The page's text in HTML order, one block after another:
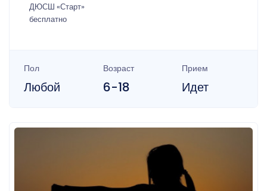
ДЮСШ «Старт»
бесплатно
Пол
Любой
Возраст
6-18
Прием
Идет